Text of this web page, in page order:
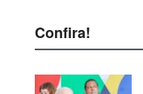
Confira!